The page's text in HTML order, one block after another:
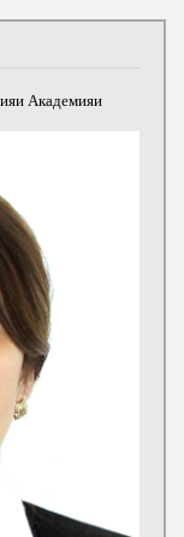
Академияи